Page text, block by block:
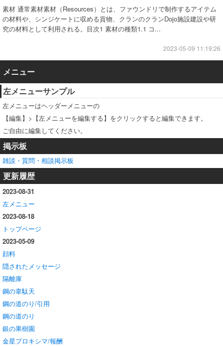
素材 通常素材素材（Resources）とは、ファウンドリで制作するアイテム
の材料や、シンジケートに収める貢物、クランのクランDojo施設建設や研
究の材料として利用される。目次1 素材の種類1.1 コ...
2023-05-09 11:19:26
メニュー
左メニューサンプル
左メニューはヘッダーメニューの
【編集】>【左メニューを編集する】をクリックすると編集できます。
ご自由に編集してください。
掲示板
雑談・質問・相談掲示板
更新履歴
2023-08-31
左メニュー
2023-08-18
トップページ
2023-05-09
顔料
隠されたメッセージ
隔離庫
鋼の韋駄天
鋼の道のり/引用
鋼の道のり
銀の果樹園
金星プロキシマ/報酬